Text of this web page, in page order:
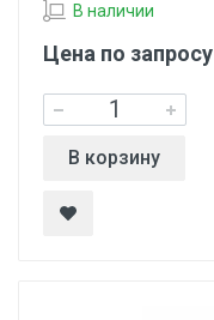
В наличии
Цена по запросу
В корзину